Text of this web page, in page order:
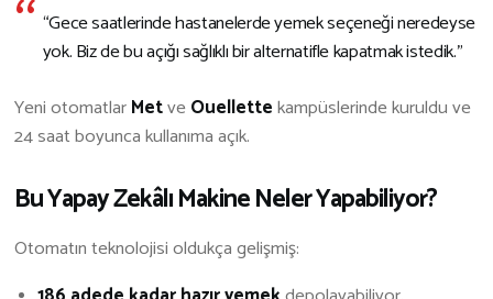
“Gece saatlerinde hastanelerde yemek seçeneği neredeyse
yok. Biz de bu açığı sağlıklı bir alternatifle kapatmak istedik.”
Yeni otomatlarMetveOuellettekampüslerinde kuruldu ve
24 saat boyunca kullanıma açık.
Bu Yapay Zekâlı Makine Neler Yapabiliyor?
Otomatın teknolojisi oldukça gelişmiş: